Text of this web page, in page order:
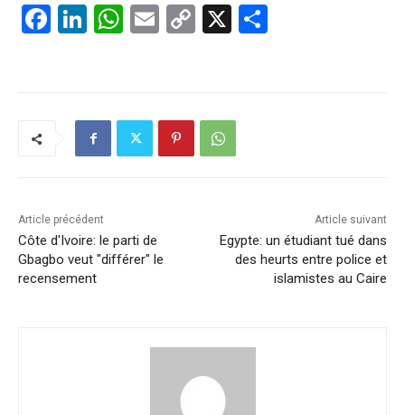
F
k
Li
dI
n
W
A
p
E
C
Li
n
X
Article précédent
Côte d'Ivoire: le parti de
Gbagbo veut "différer" le
recensement
Article suivant
Egypte: un étudiant tué dans
des heurts entre police et
islamistes au Caire